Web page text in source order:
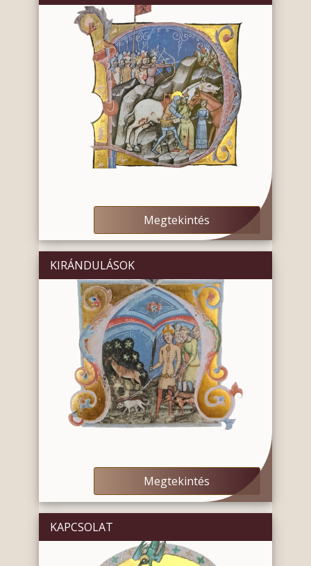
Megtekintés
KIRÁNDULÁSOK
Megtekintés
KAPCSOLAT